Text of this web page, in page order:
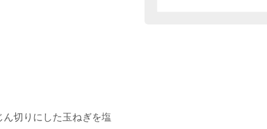
切りにした玉ねぎを塩